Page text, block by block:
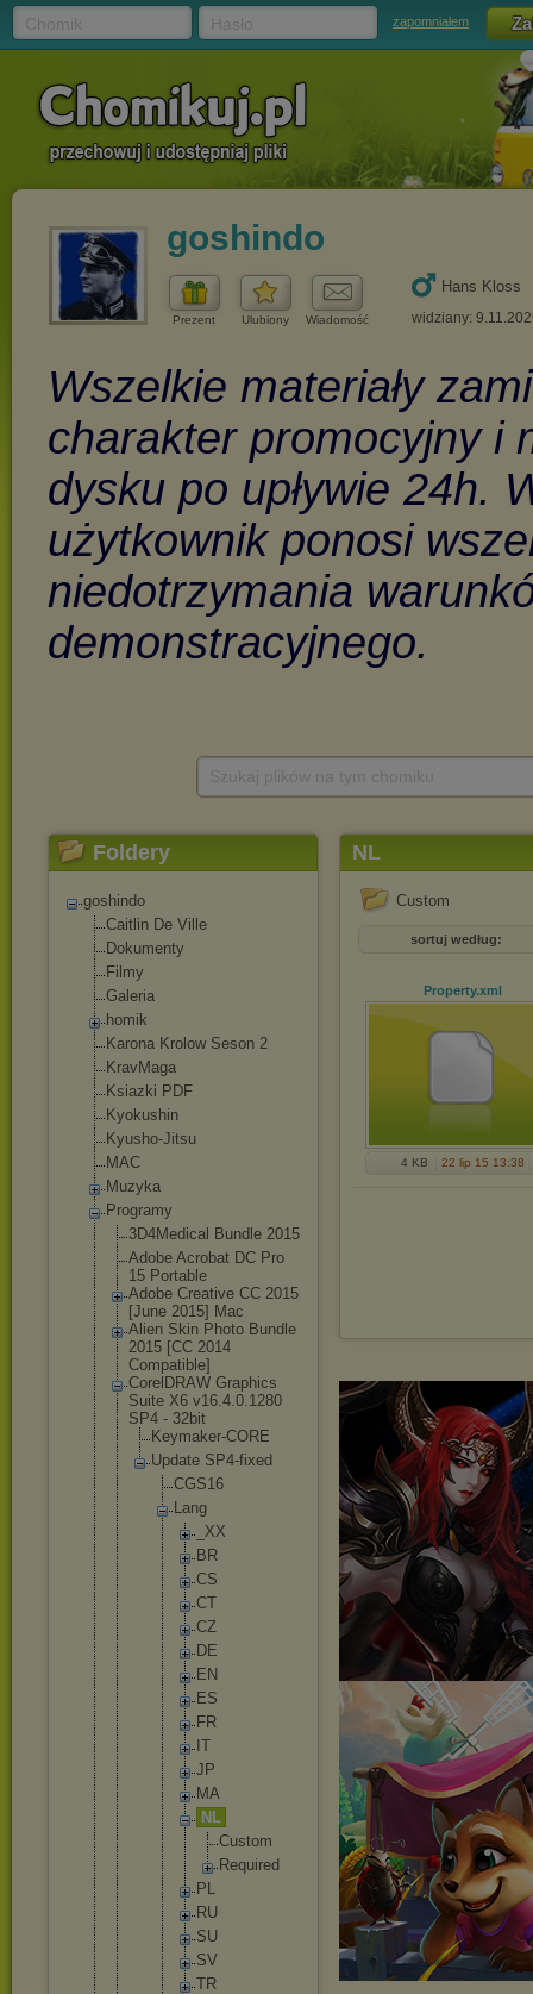
zapomniałem
goshindo
Prezent Ulubiony Wiadomość
Hans Kloss
widziany:
Foldery
goshindo
Caitlin De Ville
Dokumenty
Filmy
Galeria
homik
Karona Krolow Seson 2
KravMaga
Ksiazki PDF
Kyokushin
Kyusho-Jitsu
MAC
Muzyka
Programy
3D4Medical Bundle 2015
Adobe Acrobat DC Pro
15 Portable
Adobe Creative CC 2015
[June 2015] Mac
Alien Skin Photo Bundle
2015 [CC 2014
Compatible]
CorelDRAW Graphics
Suite X6 v16.4.0.1280
SP4 - 32bit
Keymaker-CORE
Update SP4-fixed
CGS16
Lang
_XX
BR
CS
CT
CZ
DE
EN
ES
FR
IT
JP
MA
NL
Custom
Required
PL
RU
SU
SV
TR
NL
Custom
sortuj według:
Property.xml
4 KB 22 lip 15 13:38